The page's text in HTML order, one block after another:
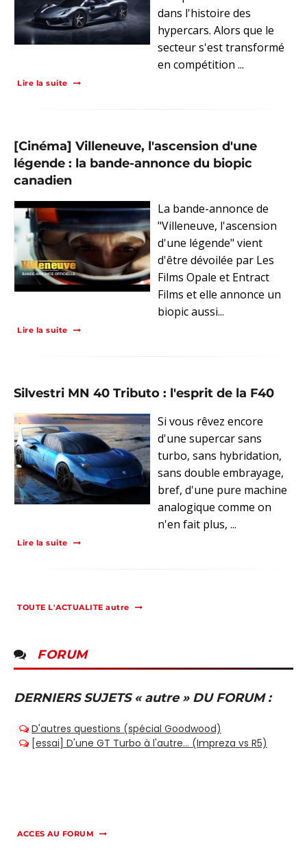
dans l'histoire des
hypercars. Alors que le
secteur s'est transformé
en compétition ...
Lire la suite
[Cinéma] Villeneuve, l'ascension d'une
légende : la bande-annonce du biopic
canadien
La bande-annonce de
"Villeneuve, l'ascension
d'une légende" vient
d'être dévoilée par Les
Films Opale et Entract
Films et elle annonce un
biopic aussi...
Lire la suite
Silvestri MN 40 Tributo : l'esprit de la F40
Si vous rêvez encore
d'une supercar sans
turbo, sans hybridation,
sans double embrayage,
bref, d'une pure machine
analogique comme on
n'en fait plus, ...
Lire la suite
TOUTE L'ACTUALITE autre
FORUM
DERNIERS SUJETS « autre » DU FORUM :
ACCES AU FORUM